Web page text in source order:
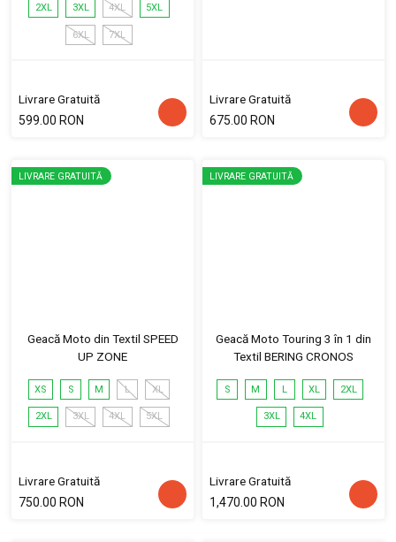
2XL 3XL 4XL 5XL
6XL 7XL
Livrare Gratuită
599.00 RON
Livrare Gratuită
675.00 RON
LIVRARE GRATUITĂ
Geacă Moto din Textil SPEED
UP ZONE
XS S M L XL
2XL 3XL 4XL 5XL
Livrare Gratuită
750.00 RON
LIVRARE GRATUITĂ
Geacă Moto Touring 3 în 1 din
Textil BERING CRONOS
S M L XL 2XL
3XL 4XL
Livrare Gratuită
1,470.00 RON